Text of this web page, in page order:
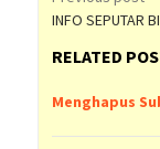
INFO SEPUTAR
RELATED
Menghapus